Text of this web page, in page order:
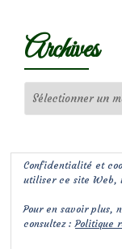
Archives
Confidentialité et
utiliser ce site Web,
Pour en savoir plus,
consultez :Politique